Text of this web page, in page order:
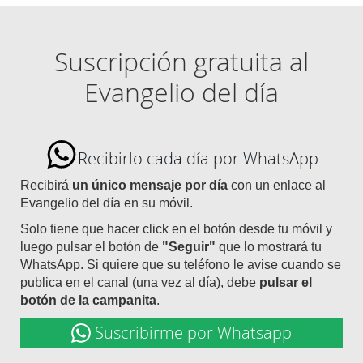
Suscripción gratuita al
Evangelio del día
Recibirlo cada día por WhatsApp
Recibirá un único mensaje por día con un enlace al
Evangelio del día en su móvil.
Solo tiene que hacer click en el botón desde tu móvil y
luego pulsar el botón de "Seguir" que lo mostrará tu
WhatsApp. Si quiere que su teléfono le avise cuando se
publica en el canal (una vez al día), debe pulsar el
botón de la campanita.
Suscribirme por Whatsapp